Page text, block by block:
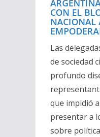
CON EL
NACIONAL
Las
de sociedad
profundo
que impidió
presentar a
sobre